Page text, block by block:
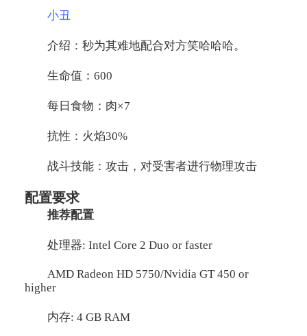
小丑
介绍：秒为其难地配合对方笑哈哈哈。
生命值：600
每日食物：肉×7
抗性：火焰30%
战斗技能：攻击，对受害者进行物理攻击
配置要求
推荐配置
处理器: Intel Core 2 Duo or faster
AMD Radeon HD 5750/Nvidia GT 450 or
higher
内存: 4 GB RAM